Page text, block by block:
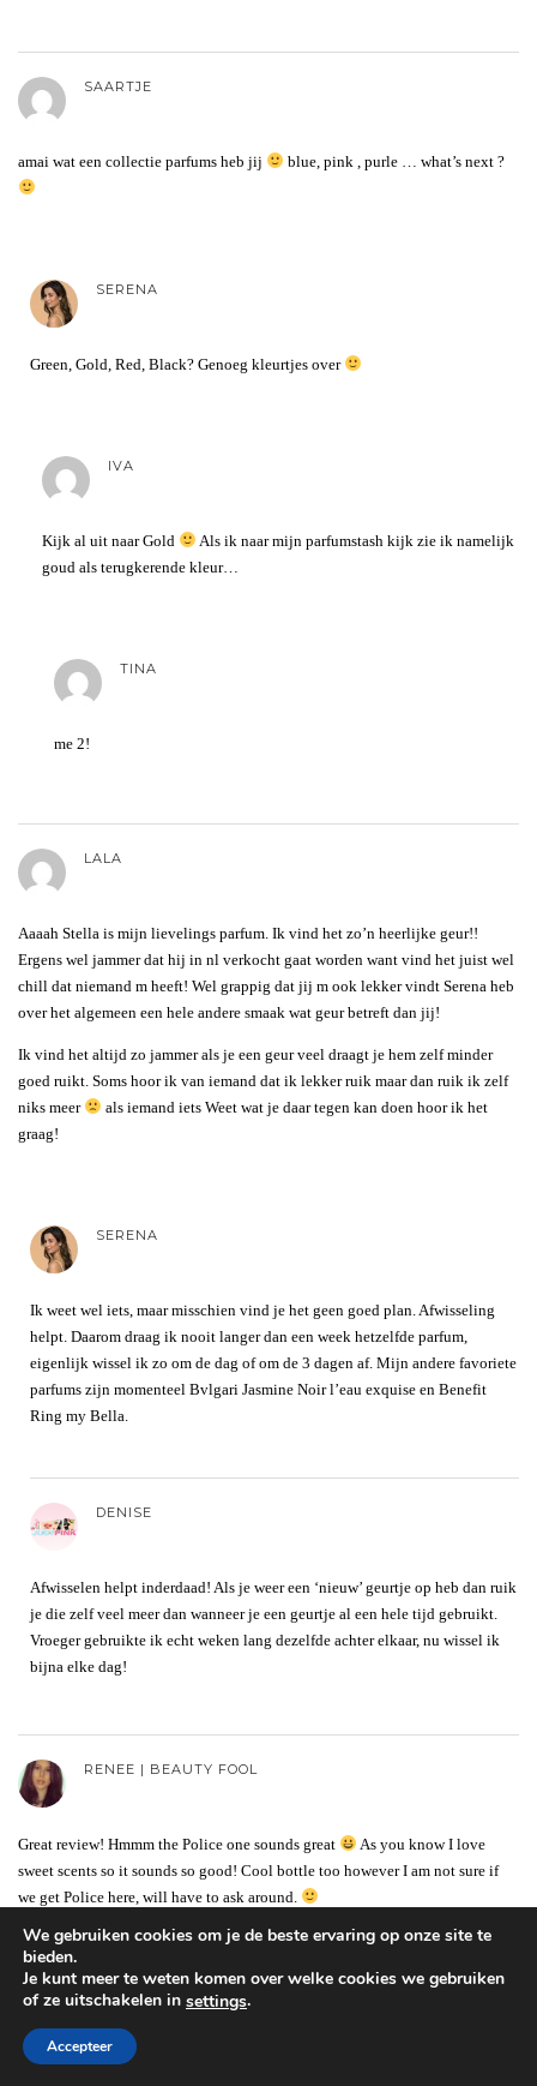
SAARTJE
amai wat een collectie parfums heb jij blue, pink , purle … what’s next ?
SERENA
Green, Gold, Red, Black? Genoeg kleurtjes over
IVA
Kijk al uit naar Gold
Als ik naar mijn parfumstash kijk zie ik namelijk
goud als terugkerende kleur…
TINA
me 2!
LALA
Aaaah Stella is mijn lievelings parfum. Ik vind het zo’n heerlijke geur!!
Ergens wel jammer dat hij in nl verkocht gaat worden want vind het juist wel
chill dat niemand m heeft! Wel grappig dat jij m ook lekker vindt Serena heb
over het algemeen een hele andere smaak wat geur betreft dan jij!
Ik vind het altijd zo jammer als je een geur veel draagt je hem zelf minder
goed ruikt. Soms hoor ik van iemand dat ik lekker ruik maar dan ruik ik zelf
niks meer
als iemand iets Weet wat je daar tegen kan doen hoor ik het
graag!
SERENA
Ik weet wel iets, maar misschien vind je het geen goed plan. Afwisseling
helpt. Daarom draag ik nooit langer dan een week hetzelfde parfum,
eigenlijk wissel ik zo om de dag of om de 3 dagen af. Mijn andere favoriete
parfums zijn momenteel Bvlgari Jasmine Noir l’eau exquise en Benefit
Ring my Bella.
DENISE
Afwisselen helpt inderdaad! Als je weer een ‘nieuw’ geurtje op heb dan ruik
je die zelf veel meer dan wanneer je een geurtje al een hele tijd gebruikt.
Vroeger gebruikte ik echt weken lang dezelfde achter elkaar, nu wissel ik
bijna elke dag!
RENEE | BEAUTY FOOL
Great review! Hmmm the Police one sounds great
As you know I love
sweet scents so it sounds so good! Cool bottle too however I am not sure if
we get Police here, will have to ask around.
xx Renee
SERENA
We gebruiken cookies om je de beste ervaring op onze site te
bieden.
Je kunt meer te weten komen over welke cookies we gebruiken
of ze uitschakelen in settings.
Accepteer